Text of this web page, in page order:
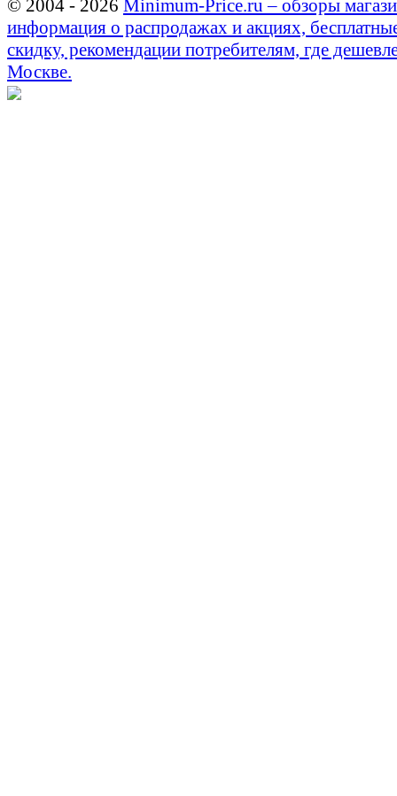
© 2004 - 2026 Minimum-Price.ru – обзоры
информация о распродажах и акциях,
скидку, рекомендации потребителям, где
Москве.